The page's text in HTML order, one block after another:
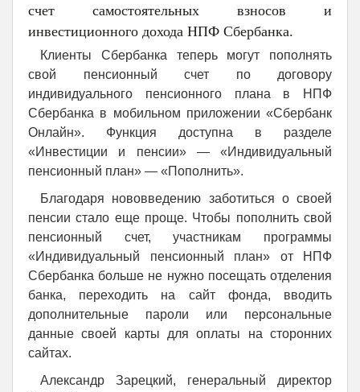
счет самостоятельных взносов и
инвестиционного дохода НПФ Сбербанка.
Клиенты Сбербанка теперь могут пополнять
свой пенсионный счет по договору
индивидуального пенсионного плана в НПФ
Сбербанка в мобильном приложении «Сбербанк
Онлайн». Функция доступна в разделе
«Инвестиции и пенсии» — «Индивидуальный
пенсионный план» — «Пополнить».
Благодаря нововведению заботиться о своей
пенсии стало еще проще. Чтобы пополнить свой
пенсионный счет, участникам программы
«Индивидуальный пенсионный план» от НПФ
Сбербанка больше не нужно посещать отделения
банка, переходить на сайт фонда, вводить
дополнительные пароли или персональные
данные своей карты для оплаты на сторонних
сайтах.
Александр Зарецкий, генеральный директор